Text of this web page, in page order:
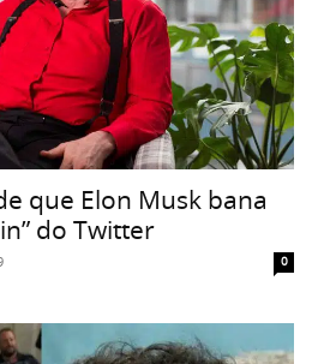
que Elon Musk bana
do Twitter
0